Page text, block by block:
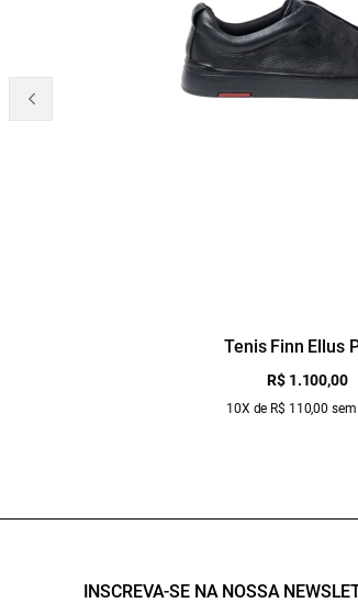
Tenis Finn Ellus
R$ 1.100,00
10X de R$ 110,00
INSCREVA-SE NA NOSSA